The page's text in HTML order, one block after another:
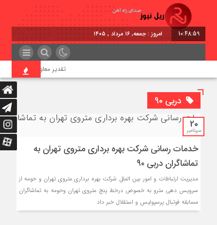
10:49:00 امروز : جمعه, ۱۶ مرداد , ۱۴۰۵
تقدیر معاون اول
دربی 90
20
سپتامبر
خدمات رسانی شرکت بهره برداری متروی تهران به
تماشاگران دربی ۹۰
مدیريت ارتباطات و امور بین الملل شرکت بهره برداری متروی تهران و حومه از
سرویس دهی مترو به خصوص درخط پنج متروی تهران وحومه به تماشاگران
مسابقه فوتبال پرسپولیس و استقلال خبر داد.